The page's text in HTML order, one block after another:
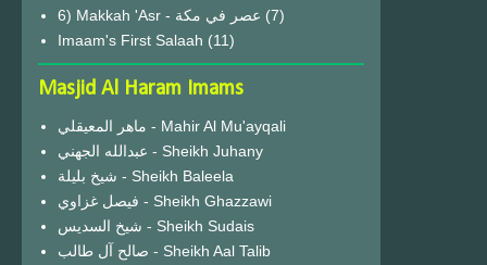
6) Makkah 'Asr - عصر في مكة (7)
Imaam's First Salaah (11)
Masjid Al Haram Imams
ماهر المعيقلي - Mahir Al Mu'ayqali
عبدالله الجهني - Sheikh Juhany
شيخ بليلة - Sheikh Baleela
فيصل غزاوي - Sheikh Ghazzawi
شيخ السديس - Sheikh Sudais
صالح آل طالب - Sheikh Aal Talib